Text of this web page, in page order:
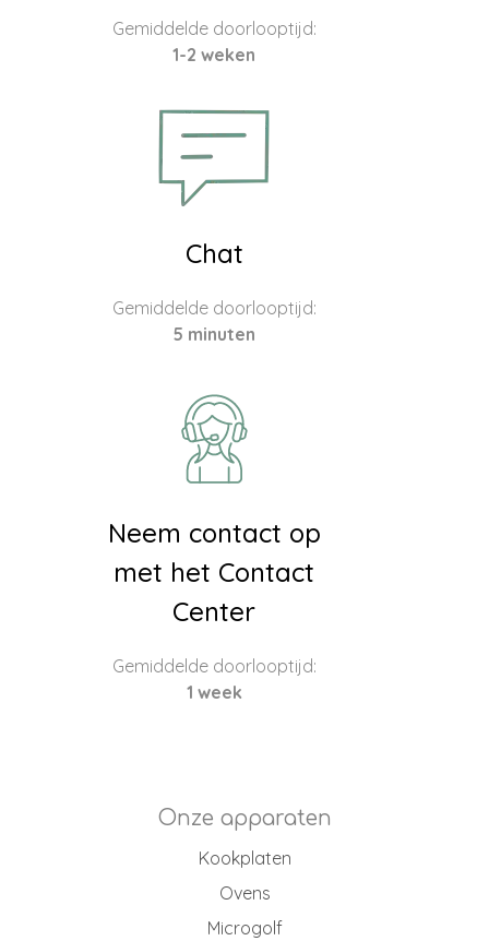
Gemiddelde doorlooptijd:
1-2 weken
Chat
Gemiddelde doorlooptijd:
5 minuten
Neem contact op
met het Contact
Center
Gemiddelde doorlooptijd:
1 week
Onze apparaten
Kookplaten
Ovens
Microgolf